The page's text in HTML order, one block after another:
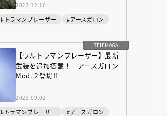
2023.12.16
トラマンブレーザー
#アースガロン
TELEMAGA
【ウルトラマンブレーザー】最新
武装を追加搭載！ アースガロン
Mod.２登場!!
2023.09.02
トラマンブレーザー #アースガロン